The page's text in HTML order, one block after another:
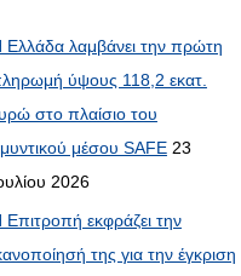
Ελλάδα λαμβάνει την πρώτη
ύψους 118,2 εκατ.
στο πλαίσιο του
μέσου SAFE 23
2026
Επιτροπή εκφράζει την
της για την έγκριση